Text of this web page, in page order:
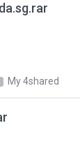
My 4shared